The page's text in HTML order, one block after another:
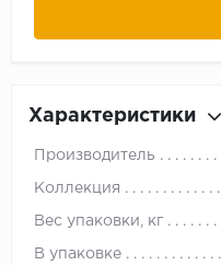
Характеристики
Производитель
Коллекция
Вес упаковки, кг
В упаковке